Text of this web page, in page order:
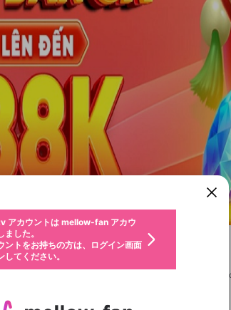
ファンレター
信者にファンレターを送ることができま
インを選んでメッセージを書いたり、エ
コレーションして、配信者に届けまし
能は有料サービスです。
されている動画 (ライブ配信、配信予定、ア
ロード動画) をページのトップに1つ固定で
トル横のメニューより設定することができま
りません。プレイリストは動画の再生画面で作成で
ご確認ください
イバシーポリシーが更新されました。
アカウントは mellow-fan アカウ
ました。
新規登録
ールアドレスで新規登録
または
新規登録
アカウントはmellow-fanアカウン
した。
ログイン
ールアドレスでログイン
または
ログイン
アカウントは mellow-fan アカウ
した。
ントをお持ちの方は、ログイン画面
てください。
ただいたメールアドレス
ソナルデータの登録
年 月
変更できません。
認証コードの入力
認証コードを入力してください。
ーザーとして報告します
してください
サブスクシェア
ミュニティ参加方法